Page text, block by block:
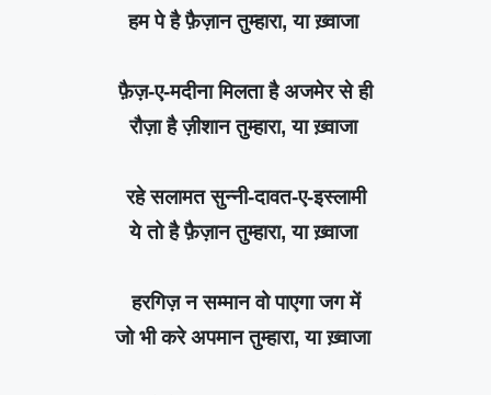
हम पे है फ़ैज़ान तुम्हारा, या ख़्वाजा
फ़ैज़-ए-मदीना मिलता है अजमेर से ही
रौज़ा है ज़ीशान तुम्हारा, या ख़्वाजा
रहे सलामत सुन्नी-दावत-ए-इस्लामी
ये तो है फ़ैज़ान तुम्हारा, या ख़्वाजा
हरगिज़ न सम्मान वो पाएगा जग में
जो भी करे अपमान तुम्हारा, या ख़्वाजा